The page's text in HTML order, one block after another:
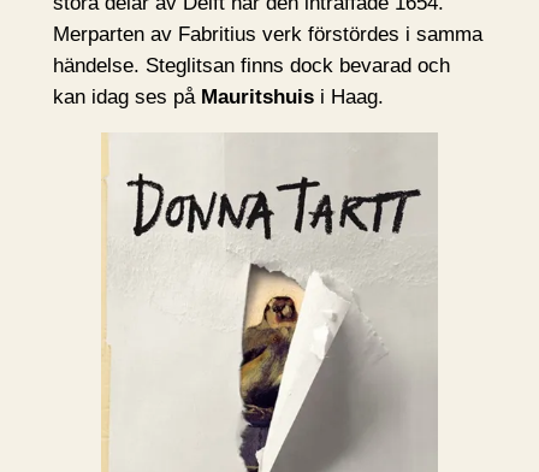
Merparten av Fabritius verk förstördes i samma
händelse. Steglitsan finns dock bevarad och
kan idag ses på Mauritshuisi Haag.